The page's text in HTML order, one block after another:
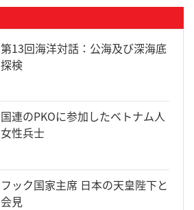
第13回海洋対話：公海及び深海底
探検
国連のPKOに参加したベトナム人
女性兵士
フック国家主席 日本の天皇陛下と
会見